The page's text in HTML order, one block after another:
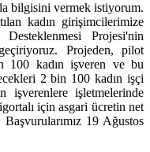
bilgisini vermek istiyorum.
kadın girişimcilerimize
Projesi'nin
Projeden, pilot
100 kadın işveren ve bu
2 bin 100 kadın işçi
işverenlere işletmelerinde
için asgari ücretin net
19 Ağustos